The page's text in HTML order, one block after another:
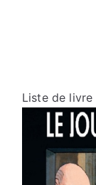
Liste de livre